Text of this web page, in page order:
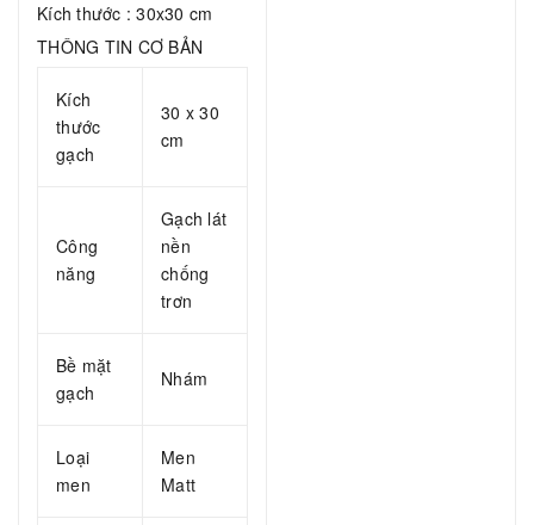
Kích thước : 30x30 cm
THÔNG TIN CƠ BẢN
Kích
thước
gạch
30 x 30
cm
Công
năng
Gạch lát
nền
chống
trơn
Bề mặt
gạch
Nhám
Loại
men
Men
Matt